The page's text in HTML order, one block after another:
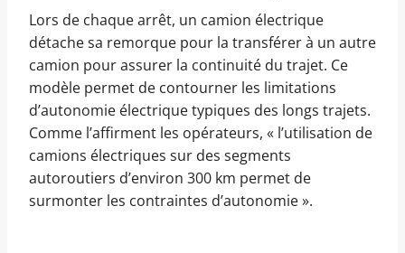
Lors de chaque arrêt, un camion électrique
détache sa remorque pour la transférer à un autre
camion pour assurer la continuité du trajet. Ce
modèle permet de contourner les limitations
d’autonomie électrique typiques des longs trajets.
Comme l’affirment les opérateurs, « l’utilisation de
camions électriques sur des segments
autoroutiers d’environ 300 km permet de
surmonter les contraintes d’autonomie ».